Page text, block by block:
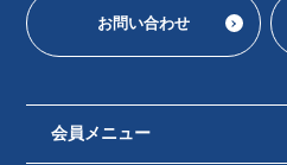
お問い合わせ
会員メニュー